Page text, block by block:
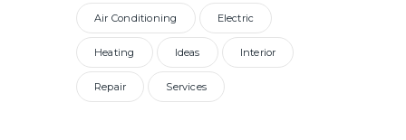
Air Conditioning Electric
Heating Ideas Interior
Repair Services